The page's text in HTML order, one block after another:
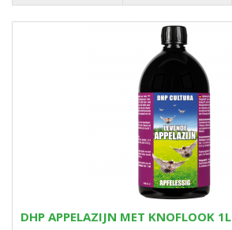
DHP APPELAZIJN MET KNOFLOOK 1L